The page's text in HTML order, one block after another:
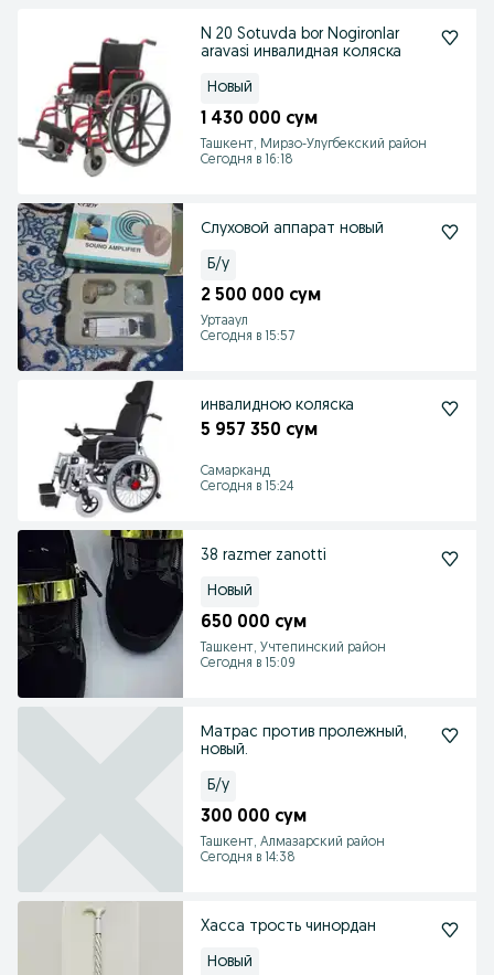
N 20 Sotuvda bor Nogironlar
aravasi инвалидная коляска
Новый
1 430 000 сум
Ташкент, Мирзо-Улугбекский район
Сегодня в 16:18
Слуховой аппарат новый
Б/у
2 500 000 сум
Уртааул
Сегодня в 15:57
инвалидною коляска
5 957 350 сум
Самарканд
Сегодня в 15:24
38 razmer zanotti
Новый
650 000 сум
Ташкент, Учтепинский район
Сегодня в 15:09
Матрас против пролежный,
новый.
Б/у
300 000 сум
Ташкент, Алмазарский район
Сегодня в 14:38
Xaссa трость чинордан
Новый